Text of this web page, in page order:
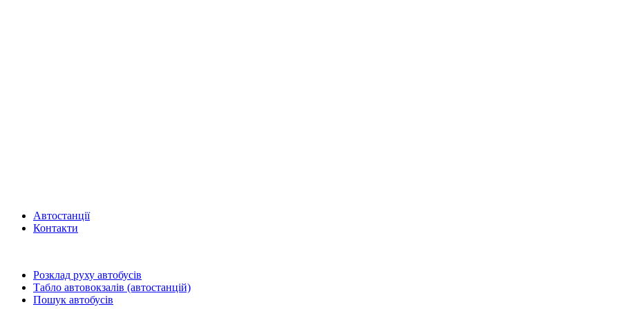
Автостанції
Контакти
Розклад руху автобусів
Табло автовокзалів (автостанцій)
Пошук автобусів